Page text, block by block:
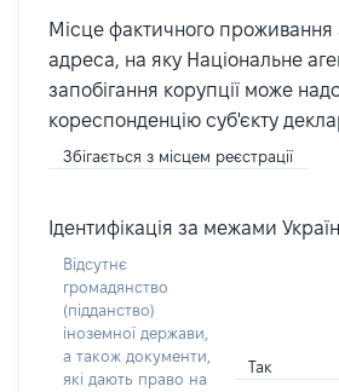
Місце фактичного
адреса, на яку Національне
запобігання корупції може
кореспонденцію суб'єкту
Збігається з місцем реєстрації
Ідентифікація за межами
Відсутнє
громадянство
(підданство)
іноземної держави,
а також документи,
які дають право на
Так